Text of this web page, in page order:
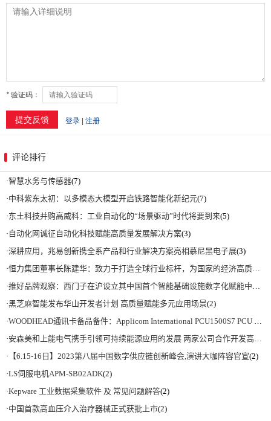
评论排行
·智慧水务与传感器(7)
·中科紫东太初：以多模态大模型开启铁路智能化新纪元(7)
·东土科技并购高威科：工业自动化的“场景驱动”时代将要到来(5)
· 自动化网诚征自动化科技赋能高质量发展解决方案(3)
·深耕应用，兆易创新携全系产品和行业解决方案亮相慕尼黑电子展(3)
·恒力集团董事长陈建华：致力于打造全球行业标杆，为国家的经济高质量发展贡献更大力量|上海电气集团党委书记、董事长吴磊来访
·推好品牌观察：西门子在沪设立其中国首个智能基础设施数字化赋能中心
·黑芝麻智能发布华山开发者计划 高质量赋能多元应用场景(2)
·WOODHEAD通讯卡备品备件：Applicom International PCU1500S7 PCU 1500 S7 V4.5.0
·安森美和上能电气携手引领可持续能源应用的发展 两家公司合作开发高性能储能和太阳能组串式逆变器方案 以实现可持续的未来
· 【6.15-16日】2023第八届中国数字供应链创新峰会,演讲大咖阵容官宣(2)
·LS伺服电机APM-SB02ADK(2)
·Kepware 工业数据采集软件 及 常见问题解答(2)
·中国首款高血压介入治疗器械正式获批上市(2)